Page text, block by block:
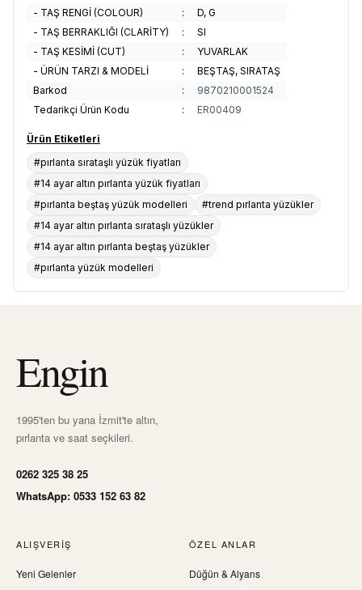
- TAŞ RENGİ (COLOUR)
:
D, G
- TAŞ BERRAKLIĞI (CLARİTY)
:
SI
- TAŞ KESİMİ (CUT)
:
YUVARLAK
- ÜRÜN TARZI & MODELİ
:
BEŞTAŞ, SIRATAŞ
Barkod
:
9870210001524
Tedarikçi Ürün Kodu
: ER00409
Ürün Etiketleri
#pırlanta sırataşlı yüzük fiyatları
#14 ayar altın pırlanta yüzük fiyatları
#pırlanta beştaş yüzük modelleri
#trend pırlanta yüzükler
#14 ayar altın pırlanta sırataşlı yüzükler
#14 ayar altın pırlanta beştaş yüzükler
#pırlanta yüzük modelleri
Engin
1995'ten bu yana İzmit'te altın,
pırlanta ve saat seçkileri.
0262 325 38 25
WhatsApp: 0533 152 63 82
ALIŞVERIŞ
Yeni Gelenler
ÖZEL ANLAR
Düğün & Alyans